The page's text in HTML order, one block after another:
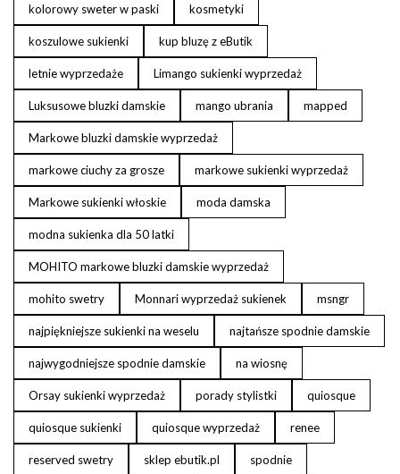
kolorowy sweter w paski kosmetyki
koszulowe sukienki kup bluzę z eButik
letnie wyprzedaże Limango sukienki wyprzedaż
Luksusowe bluzki damskie mango ubrania mapped
Markowe bluzki damskie wyprzedaż
markowe ciuchy za grosze markowe sukienki wyprzedaż
Markowe sukienki włoskie moda damska
modna sukienka dla 50 latki
MOHITO markowe bluzki damskie wyprzedaż
mohito swetry Monnari wyprzedaż sukienek msngr
najpiękniejsze sukienki na weselu najtańsze spodnie damskie
najwygodniejsze spodnie damskie na wiosnę
Orsay sukienki wyprzedaż porady stylistki quiosque
quiosque sukienki quiosque wyprzedaż renee
reserved swetry sklep ebutik.pl spodnie